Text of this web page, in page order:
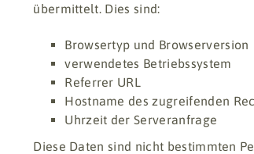
übermittelt. Dies sind:
Browsertyp und Browserversion
verwendetes Betriebssystem
Referrer URL
Hostname des zugreifenden
Uhrzeit der Serveranfrage
Diese Daten sind nicht bestimmten